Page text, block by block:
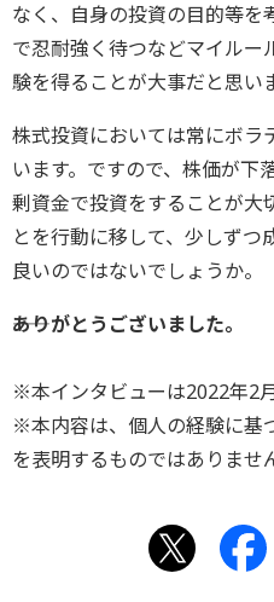
なく、自身の投資の目的等を
で忍耐強く待つなどマイルー
験を得ることが大事だと思い
株式投資においては常にボラ
います。ですので、株価が下
剰資金で投資をすることが大
とを行動に移して、少しずつ
良いのではないでしょうか。
――ありがとうございました。
※本インタビューは2022年2
※本内容は、個人の経験に基
を表明するものではありませ